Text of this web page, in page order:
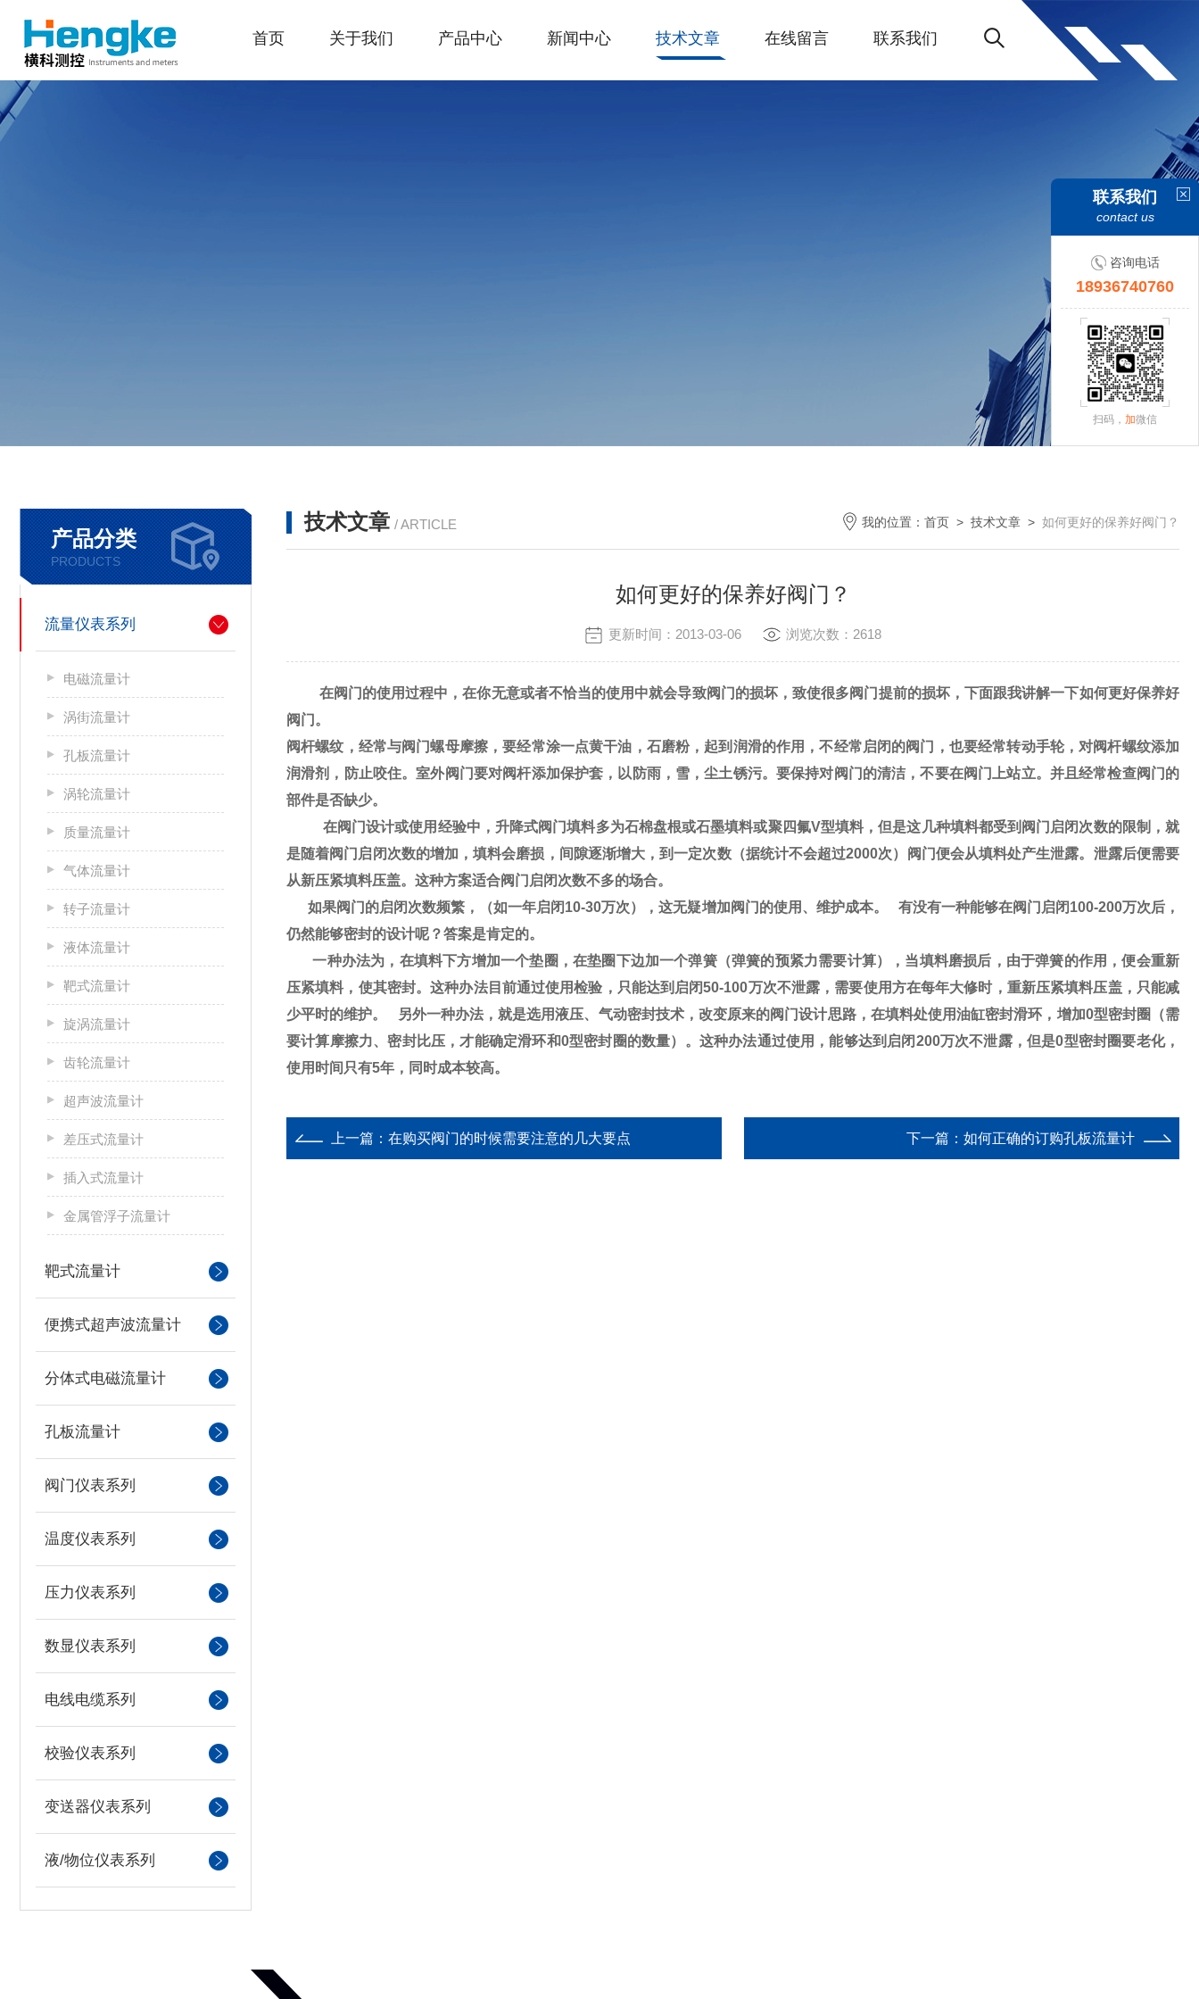
首页 关于我们 产品中心 新闻中心 技术文章 在线留言 联系我们
产品分类
PRODUCTS
流量仪表系列
电磁流量计
涡街流量计
孔板流量计
涡轮流量计
质量流量计
气体流量计
转子流量计
液体流量计
靶式流量计
旋涡流量计
齿轮流量计
超声波流量计
差压式流量计
插入式流量计
金属管浮子流量计
靶式流量计
便携式超声波流量计
分体式电磁流量计
孔板流量计
阀门仪表系列
温度仪表系列
压力仪表系列
数显仪表系列
电线电缆系列
校验仪表系列
变送器仪表系列
液/物位仪表系列
技术文章 / ARTICLE 我的位置： 首页 > 技术文章 > 如何更好的保养好阀门？
如何更好的保养好阀门？
更新时间：2013-03-06 浏览次数：2618
在阀门的使用过程中，在你无意或者不恰当的使用中就会导致阀门的损坏，致使很多阀门提前的损坏，下面跟我讲解一下如何更好保养好
阀门。
阀杆螺纹，经常与阀门螺母摩擦，要经常涂一点黄干油，石磨粉，起到润滑的作用，不经常启闭的阀门，也要经常转动手轮，对阀杆螺纹添加
润滑剂，防止咬住。室外阀门要对阀杆添加保护套，以防雨，雪，尘土锈污。要保持对阀门的清洁，不要在阀门上站立。并且经常检查阀门的
部件是否缺少。
在阀门设计或使用经验中，升降式阀门填料多为石棉盘根或石墨填料或聚四氟V型填料，但是这几种填料都受到阀门启闭次数的限制，就
是随着阀门启闭次数的增加，填料会磨损，间隙逐渐增大，到一定次数（据统计不会超过2000次）阀门便会从填料处产生泄露。泄露后便需要
从新压紧填料压盖。这种方案适合阀门启闭次数不多的场合。
如果阀门的启闭次数频繁，（如一年启闭10-30万次），这无疑增加阀门的使用、维护成本。 有没有一种能够在阀门启闭100-200万次后，
仍然能够密封的设计呢？答案是肯定的。
一种办法为，在填料下方增加一个垫圈，在垫圈下边加一个弹簧（弹簧的预紧力需要计算），当填料磨损后，由于弹簧的作用，便会重新
压紧填料，使其密封。这种办法目前通过使用检验，只能达到启闭50-100万次不泄露，需要使用方在每年大修时，重新压紧填料压盖，只能减
少平时的维护。 另外一种办法，就是选用液压、气动密封技术，改变原来的阀门设计思路，在填料处使用油缸密封滑环，增加0型密封圈（需
要计算摩擦力、密封比压，才能确定滑环和0型密封圈的数量）。这种办法通过使用，能够达到启闭200万次不泄露，但是0型密封圈要老化，
使用时间只有5年，同时成本较高。
上一篇： 在购买阀门的时候需要注意的几大要点 下一篇： 如何正确的订购孔板流量计
联系我们
contact us
咨询电话
18936740760
扫码， 加微信